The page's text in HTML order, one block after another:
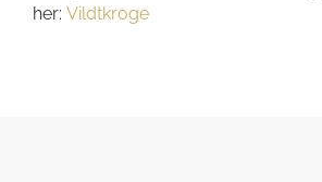
her: Vildtkroge